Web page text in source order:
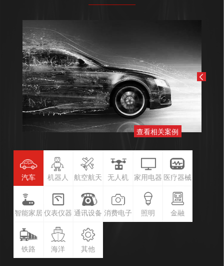
查看相关案例
汽车 机器人 航空航天 无人机 家用电器 医疗器械
智能家居 仪表仪器 通讯设备 消费电子 照明 金融
铁路 海洋 其他